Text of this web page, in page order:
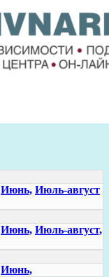
Июнь, Июль-август
Июнь, Июль-август,
Июнь,